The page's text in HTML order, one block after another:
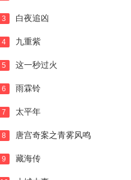
3 白夜追凶
4 九重紫
5 这一秒过火
6 雨霖铃
7 太平年
8 唐宫奇案之青雾风鸣
9 藏海传